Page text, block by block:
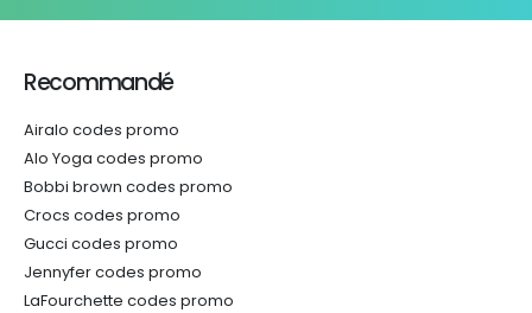
Recommandé
Airalo codes promo
Alo Yoga codes promo
Bobbi brown codes promo
Crocs codes promo
Gucci codes promo
Jennyfer codes promo
LaFourchette codes promo